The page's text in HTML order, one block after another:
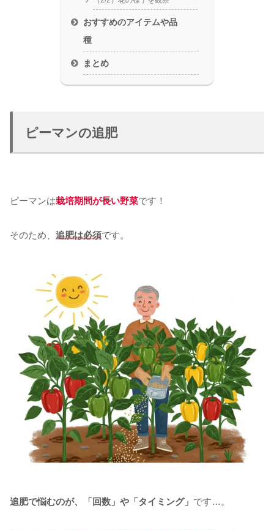
おすすめのアイテムや品
種
まとめ
ピーマンの追肥
ピーマンは栽培期間が長い野菜です！
そのため、 追肥は必須です。
追肥で悩むのが、「回数」や「タイミング」 です…。